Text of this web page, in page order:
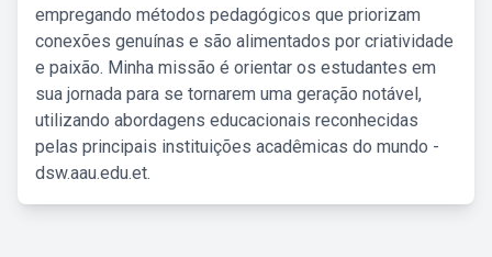
empregando métodos pedagógicos que priorizam
conexões genuínas e são alimentados por criatividade
e paixão. Minha missão é orientar os estudantes em
sua jornada para se tornarem uma geração notável,
utilizando abordagens educacionais reconhecidas
pelas principais instituições acadêmicas do mundo -
dsw.aau.edu.et.